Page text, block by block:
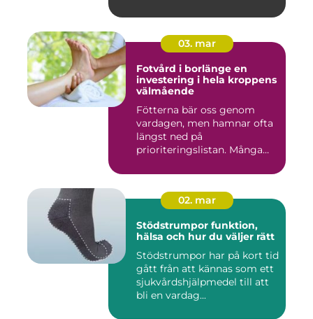
03. mar
Fotvård i borlänge en
investering i hela kroppens
välmående
Fötterna bär oss genom
vardagen, men hamnar ofta
längst ned på
prioriteringslistan. Många
02. mar
Stödstrumpor funktion,
hälsa och hur du väljer rätt
Stödstrumpor har på kort tid
gått från att kännas som ett
sjukvårdshjälpmedel till att
bli en vardag...